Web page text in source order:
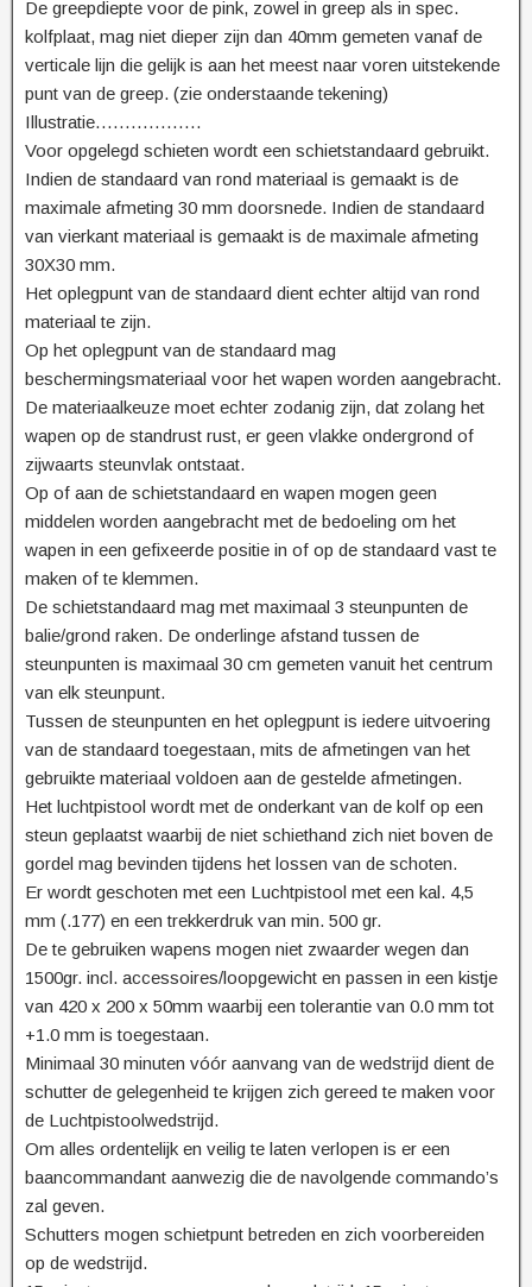
De greepdiepte voor de pink, zowel in greep als in spec.
kolfplaat, mag niet dieper zijn dan 40mm gemeten vanaf de
verticale lijn die gelijk is aan het meest naar voren uitstekende
punt van de greep. (zie onderstaande tekening)
Illustratie………………
Voor opgelegd schieten wordt een schietstandaard gebruikt.
Indien de standaard van rond materiaal is gemaakt is de
maximale afmeting 30 mm doorsnede. Indien de standaard
van vierkant materiaal is gemaakt is de maximale afmeting
30X30 mm.
Het oplegpunt van de standaard dient echter altijd van rond
materiaal te zijn.
Op het oplegpunt van de standaard mag
beschermingsmateriaal voor het wapen worden aangebracht.
De materiaalkeuze moet echter zodanig zijn, dat zolang het
wapen op de standrust rust, er geen vlakke ondergrond of
zijwaarts steunvlak ontstaat.
Op of aan de schietstandaard en wapen mogen geen
middelen worden aangebracht met de bedoeling om het
wapen in een gefixeerde positie in of op de standaard vast te
maken of te klemmen.
De schietstandaard mag met maximaal 3 steunpunten de
balie/grond raken. De onderlinge afstand tussen de
steunpunten is maximaal 30 cm gemeten vanuit het centrum
van elk steunpunt.
Tussen de steunpunten en het oplegpunt is iedere uitvoering
van de standaard toegestaan, mits de afmetingen van het
gebruikte materiaal voldoen aan de gestelde afmetingen.
Het luchtpistool wordt met de onderkant van de kolf op een
steun geplaatst waarbij de niet schiethand zich niet boven de
gordel mag bevinden tijdens het lossen van de schoten.
Er wordt geschoten met een Luchtpistool met een kal. 4,5
mm (.177) en een trekkerdruk van min. 500 gr.
De te gebruiken wapens mogen niet zwaarder wegen dan
1500gr. incl. accessoires/loopgewicht en passen in een kistje
van 420 x 200 x 50mm waarbij een tolerantie van 0.0 mm tot
+1.0 mm is toegestaan.
Minimaal 30 minuten vóór aanvang van de wedstrijd dient de
schutter de gelegenheid te krijgen zich gereed te maken voor
de Luchtpistoolwedstrijd.
Om alles ordentelijk en veilig te laten verlopen is er een
baancommandant aanwezig die de navolgende commando’s
zal geven.
Schutters mogen schietpunt betreden en zich voorbereiden
op de wedstrijd.